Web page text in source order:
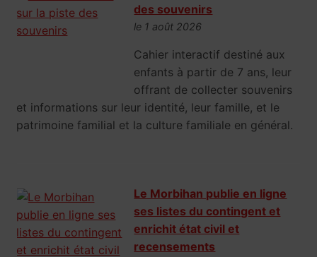
des souvenirs
le 1 août 2026
Cahier interactif destiné aux
enfants à partir de 7 ans, leur
offrant de collecter souvenirs
et informations sur leur identité, leur famille, et le
patrimoine familial et la culture familiale en général.
Le Morbihan publie en ligne
ses listes du contingent et
enrichit état civil et
recensements